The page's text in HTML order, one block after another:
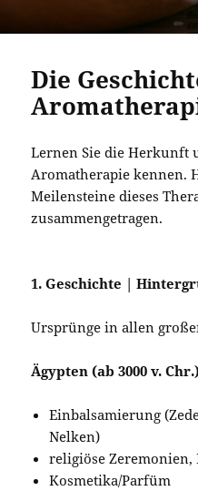
Die
Lernen Sie die Herkunft
Aromatherapie kennen.
Meilensteine dieses
zusammengetragen.
1. Geschichte |
Ursprünge in allen
Ägypten (ab 3000 v.
Einbalsamierung
Nelken)
religiöse Zeremonien,
Kosmetika/Parfüm